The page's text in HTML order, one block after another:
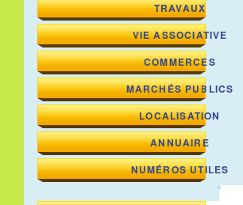
TRAVAUX
VIE ASSOCIATIVE
COMMERCES
MARCHÉS PUBLICS
LOCALISATION
ANNUAIRE
NUMÉROS UTILES